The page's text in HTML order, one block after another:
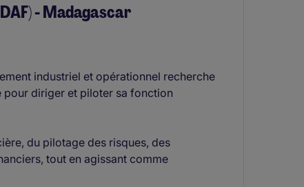
- Madagascar
industriel et opérationnel recherche
pour diriger et piloter sa fonction
du pilotage des risques, des
tout en agissant comme